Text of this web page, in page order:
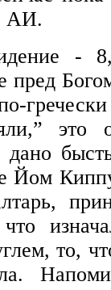
АИ.
-
пред
это
Йом
то,